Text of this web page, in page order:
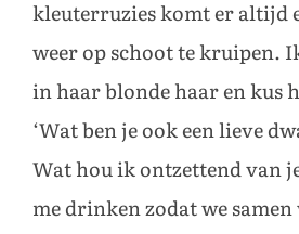
kleuterruzies komt er altijd
weer op schoot te kruipen.
in haar blonde haar en kus
‘Wat ben je ook een lieve
Wat hou ik ontzettend van
me drinken zodat we